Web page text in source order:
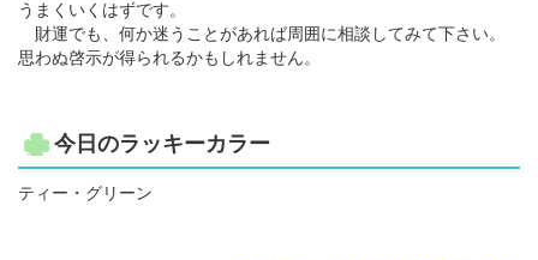
うまくいくはずです。
財運でも、何か迷うことがあれば周囲に相談してみて下さい。
思わぬ啓示が得られるかもしれません。
今日のラッキーカラー
ティー・グリーン